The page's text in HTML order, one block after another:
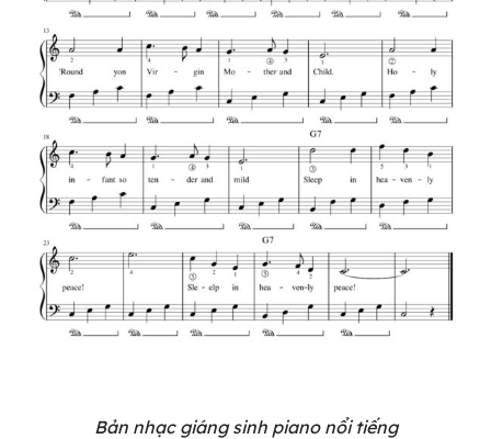
Bản nhạc giáng sinh piano nổi tiếng